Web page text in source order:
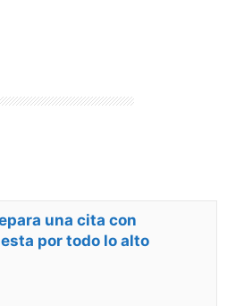
una cita con
por todo lo alto